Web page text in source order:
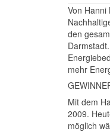
Von Hanni
den
mehr
Mit dem
2009.
möglich